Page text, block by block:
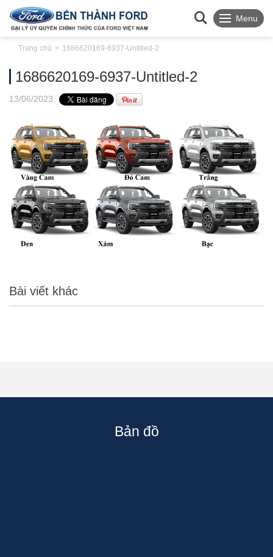
Menu
Trang chủ 1686620169-6937-Untitled-2
1686620169-6937-Untitled-2
13/06/2023
Bài viết khác
Bản đồ